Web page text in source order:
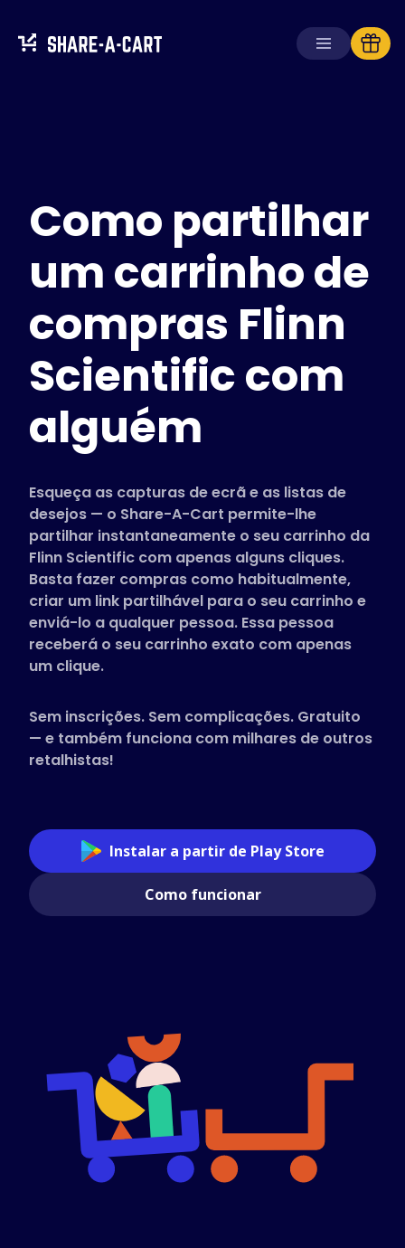
Para consumidores
Para escolas
Para empresas
Obtenha Plus+
Iniciar sessão
Lojas suportadas
Português
(Portuguese)
Como partilhar
um carrinho de
compras Flinn
Scientific com
alguém
Esqueça as capturas de ecrã e as listas de
desejos — o Share-A-Cart permite-lhe
partilhar instantaneamente o seu carrinho da
Flinn Scientific com apenas alguns cliques.
Basta fazer compras como habitualmente,
criar um link partilhável para o seu carrinho e
enviá-lo a qualquer pessoa. Essa pessoa
receberá o seu carrinho exato com apenas
um clique.
Sem inscrições. Sem complicações. Gratuito
— e também funciona com milhares de outros
retalhistas!
Instalar a partir de Play Store
Como funcionar